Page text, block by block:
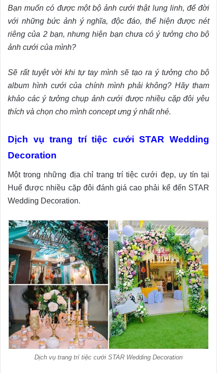
Bạn muốn có được một bộ ảnh cưới thật lung linh, để đời
với những bức ảnh ý nghĩa, độc đáo, thể hiện được nét
riêng của 2 bạn, nhưng hiện bạn chưa có ý tưởng cho bộ
ảnh cưới của mình?
Sẽ rất tuyệt vời khi tự tay mình sẽ tạo ra ý tưởng cho bộ
album hình cưới của chính mình phải không? Hãy tham
khảo các ý tưởng chụp ảnh cưới được nhiều cặp đôi yêu
thích và chọn cho mình concept ưng ý nhất nhé.
Dịch vụ trang trí tiệc cưới STAR Wedding
Decoration
Một trong những địa chỉ trang trí tiệc cưới đẹp, uy tín tại
Huế được nhiều cặp đôi đánh giá cao phải kể đến STAR
Wedding Decoration.
Dịch vụ trang trí tiệc cưới STAR Wedding Decoration